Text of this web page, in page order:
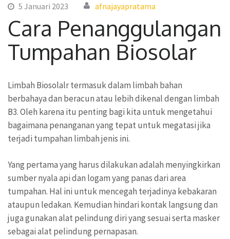
5 Januari 2023 afnajayapratama
Cara Penanggulangan
Tumpahan Biosolar
Limbah Biosolalr termasuk dalam limbah bahan
berbahaya dan beracun atau lebih dikenal dengan limbah
B3. Oleh karena itu penting bagi kita untuk mengetahui
bagaimana penanganan yang tepat untuk megatasi jika
terjadi tumpahan limbah jenis ini.
Yang pertama yang harus dilakukan adalah menyingkirkan
sumber nyala api dan logam yang panas dari area
tumpahan. Hal ini untuk mencegah terjadinya kebakaran
ataupun ledakan. Kemudian hindari kontak langsung dan
juga gunakan alat pelindung diri yang sesuai serta masker
sebagai alat pelindung pernapasan.